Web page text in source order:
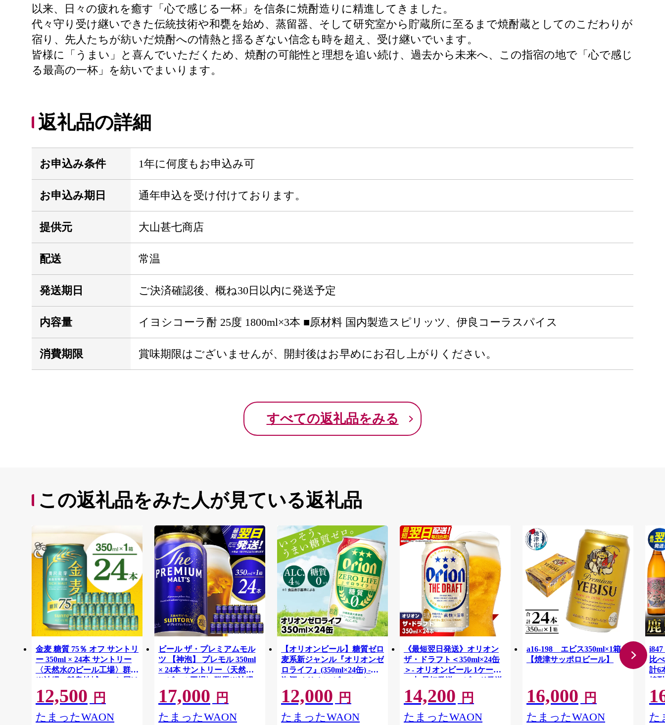
以来、日々の疲れを癒す「心で感じる一杯」を信条に焼酎造りに精進してきました。
代々守り受け継いできた伝統技術や和甕を始め、蒸留器、そして研究室から貯蔵所に至るまで焼酎蔵としてのこだわりが
宿り、先人たちが紡いだ焼酎への情熱と揺るぎない信念も時を超え、受け継いでいます。
皆様に「うまい」と喜んでいただくため、焼酎の可能性と理想を追い続け、過去から未来へ、この指宿の地で「心で感じ
る最高の一杯」を紡いでまいります。
返礼品の詳細
お申込み条件 1年に何度もお申込み可
お申込み期日 通年申込を受け付けております。
提供元 大山甚七商店
配送 常温
発送期日 ご決済確認後、概ね30日以内に発送予定
内容量 イヨシコーラ酎 25度 1800ml×3本 ■原材料 国内製造スピリッツ、伊良コーラスパイス
消費期限 賞味期限はございませんが、開封後はお早めにお召し上がりください。
すべての返礼品をみる
この返礼品をみた人が見ている返礼品
金麦 糖質 75％ オフ サントリ
ー 350ml × 24本 サントリー
〈天然水のビール工場〉群馬
※沖縄・離島地域へのお届け
不可
12,500 円
たまったWAON
ビール ザ・プレミアムモル
ツ 【神泡】 プレモル 350ml
× 24本 サントリー〈天然水
のビール工場〉群馬※沖縄・
離島地域へのお届け不可
17,000 円
たまったWAON
【オリオンビール】糖質ゼロ
麦系新ジャンル『オリオンゼ
ロライフ』(350ml×24缶) -発
泡酒 オリオン ビール 1ケー
ス ２４本 糖質ゼロ ゼロライ
フ 糖質0 麦芽3倍 麦のうまみ
進化した おいしさ おすすめ
満足感 沖縄県 八重瀬【価格
12,000 円
たまったWAON
《最短翌日発送》オリオン
ザ・ドラフト＜350ml×24缶
＞- オリオンビール 1ケース
24本 最短発送 スピード発送
おすすめ 沖縄県 八重瀬町
【価格改定YI】
14,200 円
たまったWAON
a16-198 エビス350ml×1箱
【焼津サッポロビール】
16,000 円
たまったWAON
比
計6
焼
ル
水
焼
屋】
た